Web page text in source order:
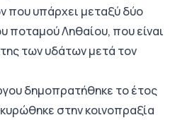
που υπάρχει μεταξύ δύο
ποταμού Ληθαίου, που είναι
των υδάτων μετά τον
δημοπρατήθηκε το έτος
στην κοινοπραξία